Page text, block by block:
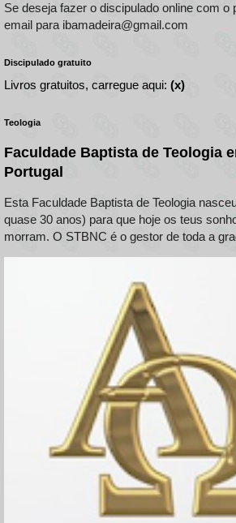
Se deseja fazer o discipulado online com o
email para ibamadeira@gmail.com
Discipulado gratuito
Livros gratuitos, carregue aqui: (x)
Teologia
Faculdade Baptista de Teologia
Portugal
Esta Faculdade Baptista de Teologia
quase 30 anos) para que hoje os teus
morram. O STBNC é o gestor de toda a